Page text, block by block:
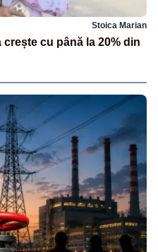
Stoica Marian
cu până la 20% din